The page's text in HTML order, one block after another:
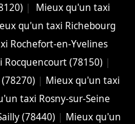
|
Mieux qu'un taxi
qu'un taxi Richebourg
Rochefort-en-Yvelines
(78150) |
| Mieux qu'un taxi
taxi Rosny-sur-Seine
(78440) | Mieux qu'un